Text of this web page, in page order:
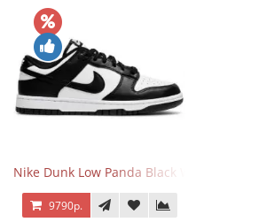
Nike Dunk Low Panda Black White
9790р.